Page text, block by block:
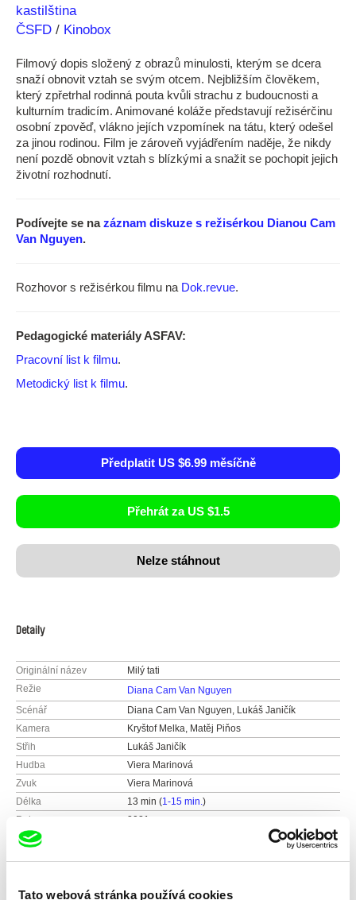
Tato webová stránka používá cookies
kastilština
ČSFD / Kinobox
Filmový dopis složený z obrazů minulosti, kterým se dcera
snaží obnovit vztah se svým otcem. Nejbližším člověkem,
který zpřetrhal rodinná pouta kvůli strachu z budoucnosti a
kulturním tradicím. Animované koláže představují režisérčinu
osobní zpověď, vlákno jejích vzpomínek na tátu, který odešel
za jinou rodinou. Film je zároveň vyjádřením naděje, že nikdy
není pozdě obnovit vztah s blízkými a snažit se pochopit jejich
životní rozhodnutí.
Podívejte se nazáznam diskuze s režisérkou Dianou Cam
Van Nguyen.
Rozhovor s režisérkou filmu na Dok.revue.
Pedagogické materiály ASFAV:
Pracovní list k filmu.
Metodický list k filmu.
Předplatit US $6.99 měsíčně
Přehrát za US $1.5
Nelze stáhnout
Detaily
Originální název
Milý tati
Režie
Diana Cam Van Nguyen
Scénář
Diana Cam Van Nguyen, Lukáš Janičík
Kamera
Kryštof Melka, Matěj Piňos
Střih
Lukáš Janičík
Hudba
Viera Marinová
Zvuk
Viera Marinová
Délka
13 min (1-15 min.)
Rok
2021
Země